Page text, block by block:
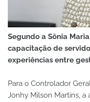
Segundo a Sônia
capacitação de
experiências entre
Para o Controlador
Jonhy Milson Martins, a